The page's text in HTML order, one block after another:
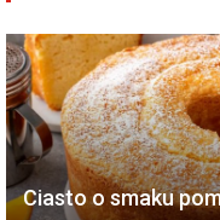
Ciasto o smaku